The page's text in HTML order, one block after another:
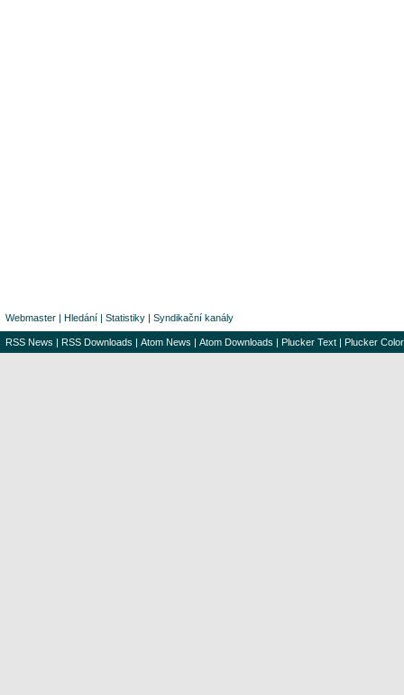
Webmaster | Hledání | Statistiky | Syndikační kanály
RSS News | RSS Downloads | Atom News | Atom Downloads | Plucker Text | Plucker Color